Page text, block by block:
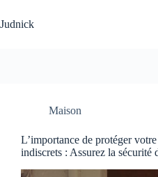
au
contenu
Judnick
Maison
L’importance de protéger
indiscrets : Assurez la sécurité